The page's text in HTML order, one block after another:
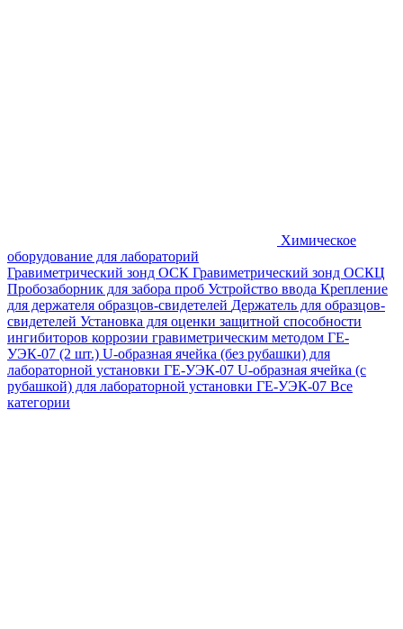
Химическое
оборудование для лабораторий
Гравиметрический зонд ОСК Гравиметрический зонд ОСКЦ
Пробозаборник для забора проб Устройство ввода Крепление
для держателя образцов-свидетелей Держатель для образцов-
свидетелей Установка для оценки защитной способности
ингибиторов коррозии гравиметрическим методом ГЕ-
УЭК-07 (2 шт.) U-образная ячейка (без рубашки) для
лабораторной установки ГЕ-УЭК-07 U-образная ячейка (с
рубашкой) для лабораторной установки ГЕ-УЭК-07 Все
категории